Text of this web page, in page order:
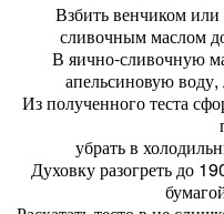
Взбить венчиком
сливочным маслом
В яично-сливочную
апельсиновую
Из полученного теста
убрать в
Духовку разогреть до